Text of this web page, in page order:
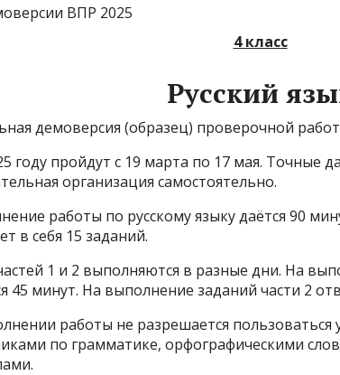
4 класс
Русский
демоверсия (образец) проверочной
году пройдут с 19 марта по 17 мая. Точные
организация самостоятельно.
работы по русскому языку даётся 90
в себя 15 заданий.
1 и 2 выполняются в разные дни. На
45 минут. На выполнение заданий части 2
работы не разрешается
по грамматике, орфографическими